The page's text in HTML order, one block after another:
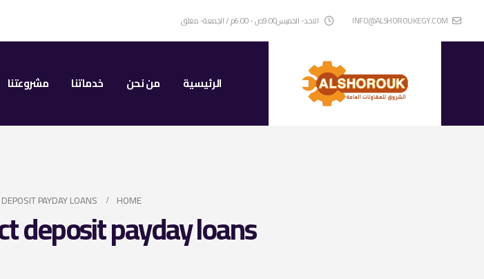
INFO@ALSHOROUKEGY.COM الاحد- الخميس9:00ص - 6:00م / الجمعة- مغلق
الرئيسية من نحن خدماتنا مشروعتنا
HOME
PAYDAY LOANS
deposit payday loans